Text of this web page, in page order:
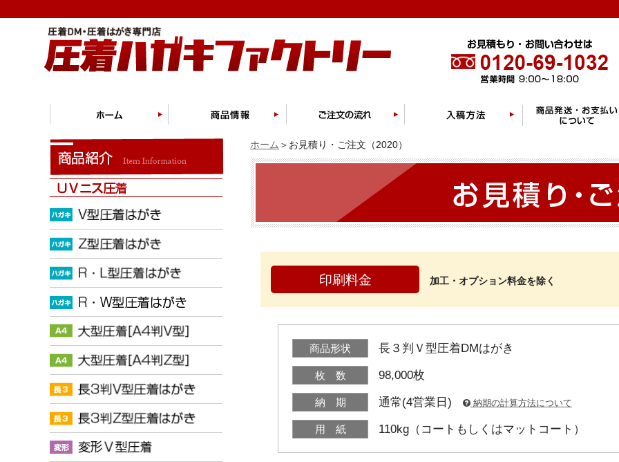
ホーム ＞お見積り・ご注文（2020）
印刷料金 加工・オプション料金を除く
商品形状 長３判Ｖ型圧着DMはがき
枚 数 98,000枚
納 期 通常(4営業日) 納期の計算方法について
用 紙 110kg（コートもしくはマットコート）